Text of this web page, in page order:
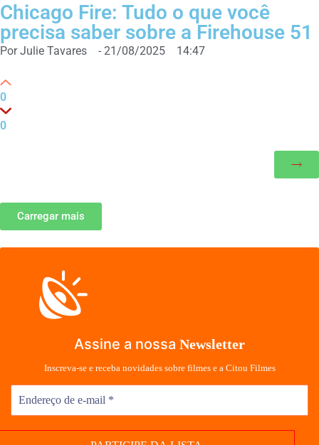
Chicago Fire: Tudo o que você
precisa saber sobre a Firehouse 51
PorJulie Tavares - 21/08/2025 14:47
0
0
Carregar mais
Assine a nossa Newsletter
Inscreva-se e receba novidades sobre filmes e a Citou Filmes